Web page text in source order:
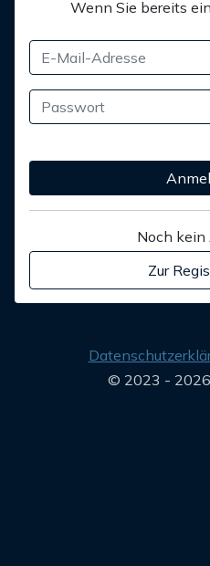
Wenn Sie bereits
Noch kein
Zur
© 2023 -